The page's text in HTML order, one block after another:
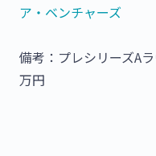
ア・ベンチャーズ
備考：プレシリーズA
万円